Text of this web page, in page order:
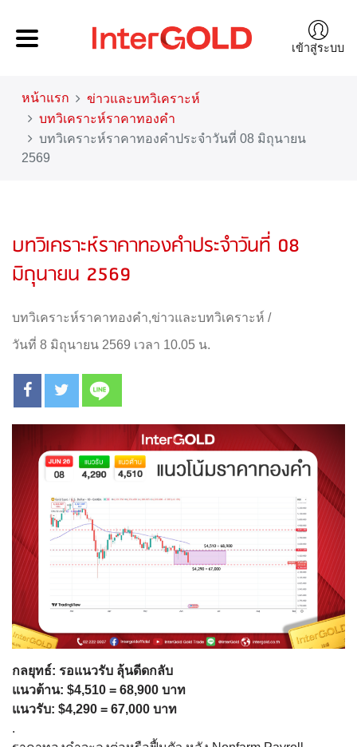
เข้าสู่ระบบ
หน้าแรก
ข่าวและบทวิเคราะห์
บทวิเคราะห์ราคาทองคำ
บทวิเคราะห์ราคาทองคำประจำวันที่ 08 มิถุนายน
2569
บทวิเคราะห์ราคาทองคำประจำวันที่ 08
มิถุนายน 2569
บทวิเคราะห์ราคาทองคำ,ข่าวและบทวิเคราะห์ /
วันที่ 8 มิถุนายน 2569 เวลา 10.05 น.
กลยุทธ์: รอแนวรับ ลุ้นดีดกลับ
แนวต้าน: $4,510 = 68,900 บาท
แนวรับ: $4,290 = 67,000 บาท
.